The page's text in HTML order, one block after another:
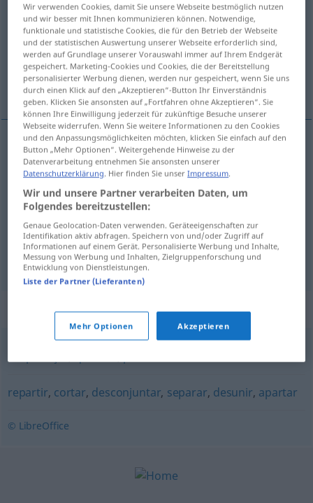
dividir [diviˈdir]
Übersicht aller Übersetzungen
(Für mehr Details die Übersetzung anklicken/antippen)
teilen, ab- zerteilen, dividieren, entzweien
teilen dividir
ab-zerteilen(in AC) dividir em
dividieren(durch) dividirpor MAT
entzweien dividir FIG
Synonyme für "dividir"
repartir, cortar, desconjuntar, separar, desunir, apartar
© LibreOffice
Wir verwenden Cookies, damit Sie unsere Webseite bestmöglich nutzen
und wir besser mit Ihnen kommunizieren können. Notwendige,
funktionale und statistische Cookies, die für den Betrieb der Webseite
und der statistischen Auswertung unserer Webseite erforderlich sind,
werden auf Grundlage unserer Vorauswahl immer auf Ihrem Endgerät
gespeichert. Marketing-Cookies und Cookies, die der Bereitstellung
personalisierter Werbung dienen, werden nur gespeichert, wenn Sie uns
durch einen Klick auf den „Akzeptieren“-Button Ihr Einverständnis
geben. Klicken Sie ansonsten auf „Fortfahren ohne Akzeptieren“. Sie
können Ihre Einwilligung jederzeit für zukünftige Besuche unserer
Webseite widerrufen. Wenn Sie weitere Informationen zu den Cookies
und den Anpassungsmöglichkeiten möchten, klicken Sie einfach auf den
Button „Mehr Optionen“. Weitergehende Hinweise zu der
Datenverarbeitung entnehmen Sie ansonsten unserer
Datenschutzerklärung. Hier finden Sie unserImpressum.
Wir und unsere Partner verarbeiten Daten, um
Folgendes bereitzustellen:
Genaue Geolocation-Daten verwenden. Geräteeigenschaften zur
Identifikation aktiv abfragen. Speichern von und/oder Zugriff auf
Informationen auf einem Gerät. Personalisierte Werbung und Inhalte,
Messung von Werbung und Inhalten, Zielgruppenforschung und
Entwicklung von Dienstleistungen.
Liste der Partner (Lieferanten)
Mehr Optionen Akzeptieren